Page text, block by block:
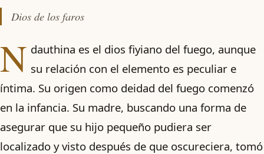
Dios de los faros
N dauthina es el dios fiyiano del fuego, aunque
su relación con el elemento es peculiar e
íntima. Su origen como deidad del fuego comenzó
en la infancia. Su madre, buscando una forma de
asegurar que su hijo pequeño pudiera ser
localizado y visto después de que oscureciera, tomó